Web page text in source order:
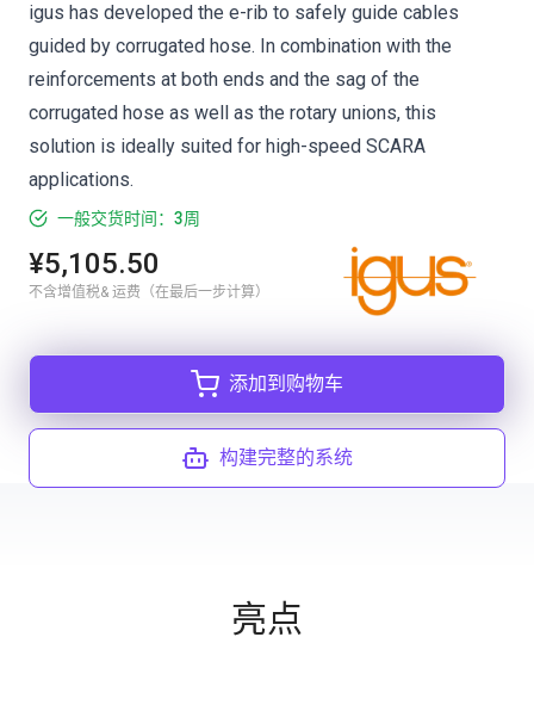
igus has developed the e-rib to safely guide cables
guided by corrugated hose. In combination with the
reinforcements at both ends and the sag of the
corrugated hose as well as the rotary unions, this
solution is ideally suited for high-speed SCARA
applications.
一般交货时间：3周
¥5,105.50
不含增值税& 运费（在最后一步计算）
添加到购物车
构建完整的系统
亮点